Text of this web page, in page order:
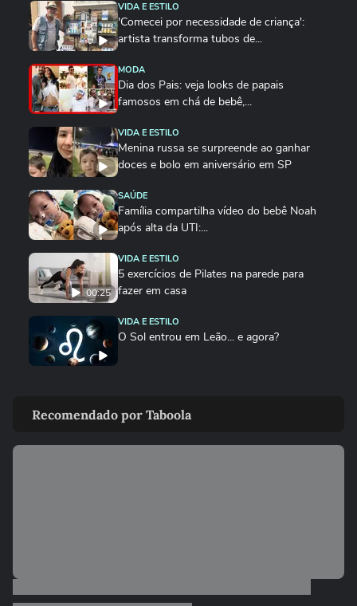
VIDA E ESTILO
'Comecei por necessidade de criança':
artista transforma tubos de...
MODA
Dia dos Pais: veja looks de papais
famosos em chá de bebê,...
VIDA E ESTILO
Menina russa se surpreende ao ganhar
doces e bolo em aniversário em SP
SAÚDE
Família compartilha vídeo do bebê Noah
após alta da UTI:...
00:25
VIDA E ESTILO
5 exercícios de Pilates na parede para
fazer em casa
VIDA E ESTILO
O Sol entrou em Leão... e agora?
suplemento para não empedrar
DEGUSTA
Recomendado por Taboola